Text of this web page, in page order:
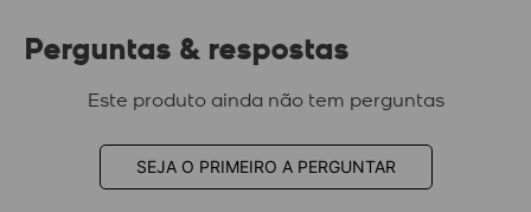
Perguntas & respostas
Este produto ainda não tem perguntas
SEJA O PRIMEIRO A PERGUNTAR